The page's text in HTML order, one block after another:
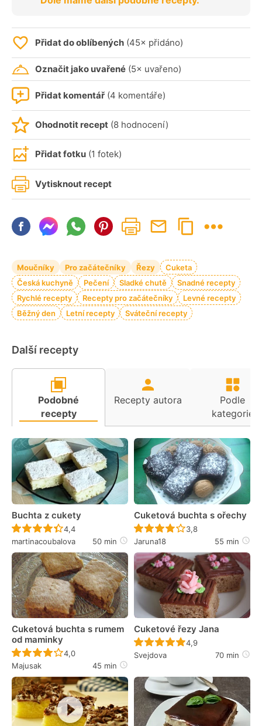
Přidat do oblíbených (45× přidáno)
Označit jako uvařené (5× uvařeno)
Přidat komentář (4 komentáře)
Ohodnotit recept (8 hodnocení)
Přidat fotku (1 fotek)
Vytisknout recept
Moučníky Pro začátečníky Řezy
Cuketa
Česká kuchyně
Pečení Sladké chutě
Snadné recepty
Rychlé recepty
Recepty pro začátečníky
Levné recepty
Běžný den
Letní recepty Sváteční recepty
Další recepty
Podobné
recepty
Recepty autora
Podle
kategorie
Buchta z cukety
Recept ještě nebyl hodnocen
4,4
martinacoubalova
50 min
Cuketová buchta s ořechy
Recept ještě nebyl
3,8
Jaruna18
55 min
Cuketová buchta s rumem
od maminky
Recept ještě nebyl hodnocen
4,0
Majusak
45 min
Cuketové řezy Jana
Recept ještě nebyl
4,9
Svejdova
70 min